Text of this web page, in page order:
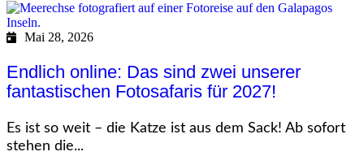
Mai 28, 2026
Endlich online: Das sind zwei unserer
fantastischen Fotosafaris für 2027!
Es ist so weit – die Katze ist aus dem Sack! Ab sofort
stehen die...